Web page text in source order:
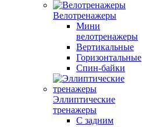
Велотренажеры
Мини
велотренажеры
Вертикальные
Горизонтальные
Спин-байки
Эллиптические
тренажеры
С задним